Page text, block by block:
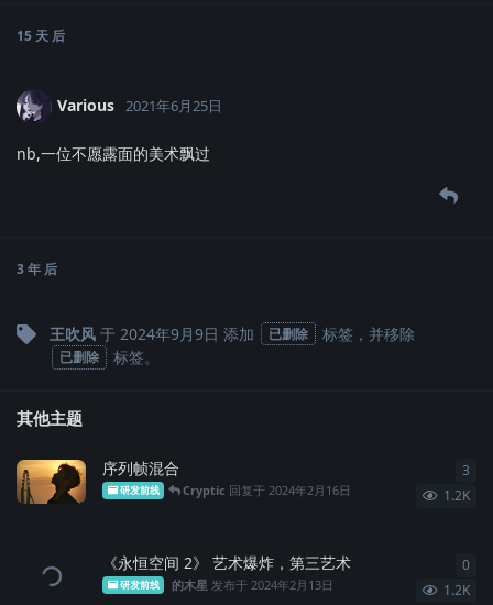
15 天 后
Various 2021年6月25日
nb,一位不愿露面的美术飘过
3 年 后
王吹风 于 2024年9月9日 添加 已删除 标签 ，并移除
已删除 标签。
其他主题
序列帧混合
研发前线 Cryptic 回复于 2024年2月16日 1.2K
3
《永恒空间 2》 艺术爆炸，第三艺术
研发前线 的木星 发布于 2024年2月13日 1.2K
0